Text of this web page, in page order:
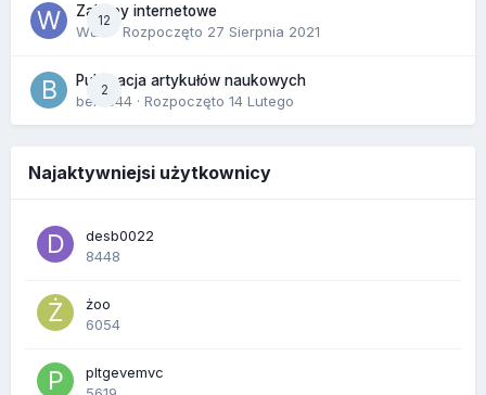
12
Zakupy internetowe
Wula
· Rozpoczęto 27 Sierpnia 2021
2
Publikacja artykułów naukowych
berus44 · Rozpoczęto 14 Lutego
Najaktywniejsi użytkownicy
desb0022
8448
żoo
6054
pltgevemvc